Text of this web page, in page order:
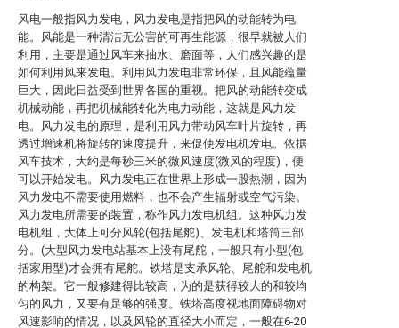
风电一般指风力发电，风力发电是指把风的动能转为电
能。风能是一种清洁无公害的可再生能源，很早就被人们
利用，主要是通过风车来抽水、磨面等，人们感兴趣的是
如何利用风来发电。利用风力发电非常环保，且风能蕴量
巨大，因此日益受到世界各国的重视。把风的动能转变成
机械动能，再把机械能转化为电力动能，这就是风力发
电。风力发电的原理，是利用风力带动风车叶片旋转，再
透过增速机将旋转的速度提升，来促使发电机发电。依据
风车技术，大约是每秒三米的微风速度(微风的程度)，便
可以开始发电。风力发电正在世界上形成一股热潮，因为
风力发电不需要使用燃料，也不会产生辐射或空气污染。
风力发电所需要的装置，称作风力发电机组。这种风力发
电机组，大体上可分风轮(包括尾舵)、发电机和塔筒三部
分。(大型风力发电站基本上没有尾舵，一般只有小型(包
括家用型)才会拥有尾舵。铁塔是支承风轮、尾舵和发电机
的构架。它一般修建得比较高，为的是获得较大的和较均
匀的风力，又要有足够的强度。铁塔高度视地面障碍物对
风速影响的情况，以及风轮的直径大小而定，一般在6-20